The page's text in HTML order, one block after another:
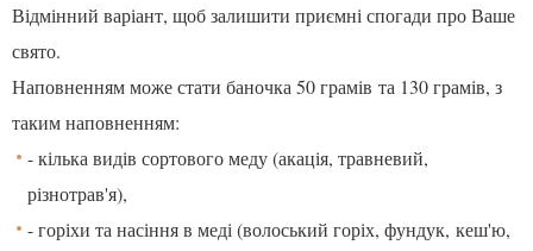
Відмінний варіант, щоб залишити приємні спогади про Ваше
свято.
Наповненням може стати баночка 50 грамів та 130 грамів, з
таким наповненням:
- кілька видів сортового меду (акація, травневий,
різнотрав'я),
- горіхи та насіння в меді (волоський горіх, фундук, кеш'ю,